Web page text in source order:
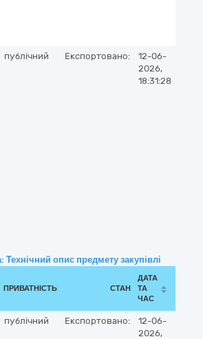
публічний Експортовано:
12-06-
2026,
18:31:28
Технічний опис предмету закупівлі
ПРИВАТНІСТЬ СТАН
ДАТА
ТА
ЧАС
публічний Експортовано:
12-06-
2026,